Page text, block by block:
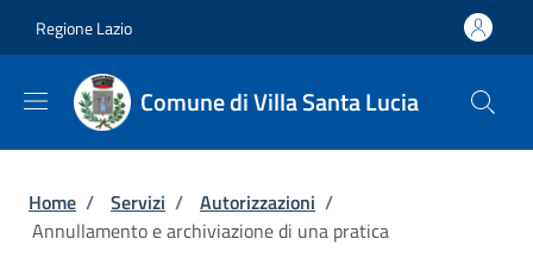
Regione Lazio
Comune di Villa Santa Lucia
Briciole di pane
Home / Servizi / Autorizzazioni /
Annullamento e archiviazione di una pratica